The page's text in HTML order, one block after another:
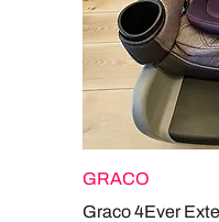
GRACO
Graco 4Ever